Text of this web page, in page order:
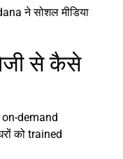
ने सोशल मीडिया
से कैसे
demand
को trained